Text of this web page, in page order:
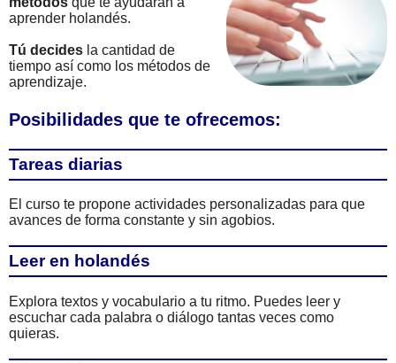
aprender holandés.
Tú decides la cantidad de
tiempo así como los métodos de
aprendizaje.
Posibilidades que te ofrecemos:
Tareas diarias
El curso te propone actividades personalizadas para que
avances de forma constante y sin agobios.
Leer en holandés
Explora textos y vocabulario a tu ritmo. Puedes leer y
escuchar cada palabra o diálogo tantas veces como
quieras.